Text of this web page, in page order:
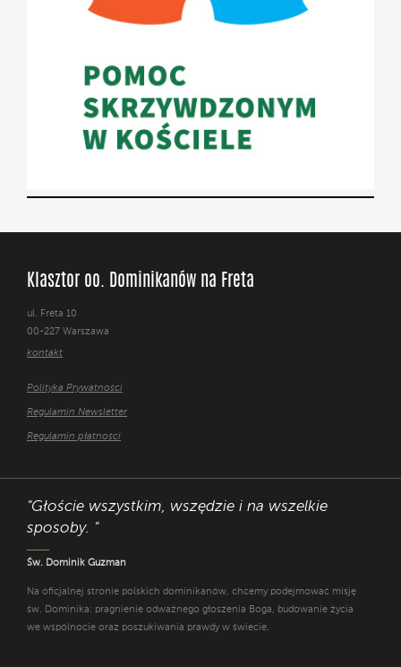
Klasztor oo. Dominikanów na Freta
ul. Freta 10
00-227 Warszawa
kontakt
Polityka Prywatności
Regulamin Newsletter
Regulamin płatności
"Głoście wszystkim, wszędzie i na wszelkie
sposoby. "
Św. Dominik Guzman
Na oficjalnej stronie polskich dominikanów, chcemy podejmować misję
św. Dominika: pragnienie odważnego głoszenia Boga, budowanie życia
we wspólnocie oraz poszukiwania prawdy w świecie.